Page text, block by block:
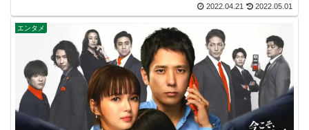
2022.04.21 2022.05.01
エンタメ